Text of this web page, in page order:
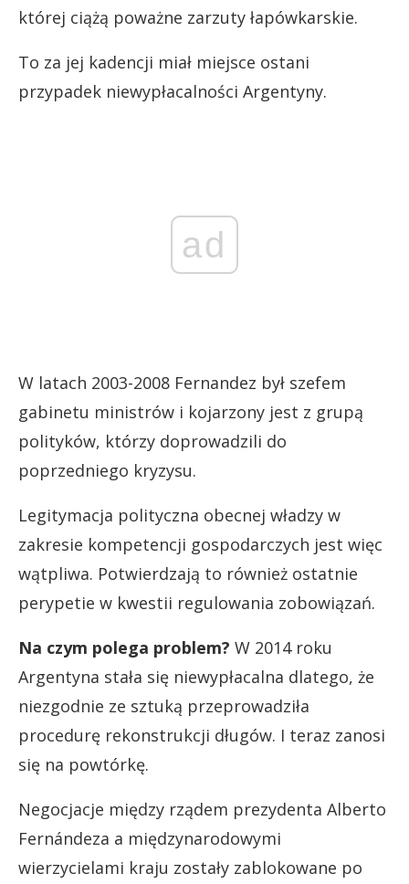
której ciążą poważne zarzuty łapówkarskie.
To za jej kadencji miał miejsce ostani
przypadek niewypłacalności Argentyny.
ad
W latach 2003-2008 Fernandez był szefem
gabinetu ministrów i kojarzony jest z grupą
polityków, którzy doprowadzili do
poprzedniego kryzysu.
Legitymacja polityczna obecnej władzy w
zakresie kompetencji gospodarczych jest więc
wątpliwa. Potwierdzają to również ostatnie
perypetie w kwestii regulowania zobowiązań.
Na czym polega problem? W 2014 roku
Argentyna stała się niewypłacalna dlatego, że
niezgodnie ze sztuką przeprowadziła
procedurę rekonstrukcji długów. I teraz zanosi
się na powtórkę.
Negocjacje między rządem prezydenta Alberto
Fernándeza a międzynarodowymi
wierzycielami kraju zostały zablokowane po